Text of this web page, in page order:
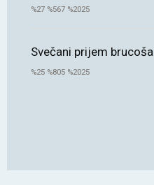
%27 %567 %2025
Svečani prijem brucoša
%25 %805 %2025